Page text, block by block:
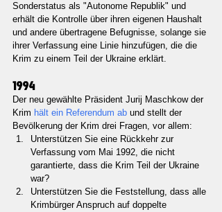
Sonderstatus als "Autonome Republik" und
erhält die Kontrolle über ihren eigenen Haushalt
und andere übertragene Befugnisse, solange sie
ihrer Verfassung eine Linie hinzufügen, die die
Krim zu einem Teil der Ukraine erklärt.
1994
Der neu gewählte Präsident Jurij Maschkow der
Krim hält ein Referendum ab und stellt der
Bevölkerung der Krim drei Fragen, vor allem:
Unterstützen Sie eine Rückkehr zur
Verfassung vom Mai 1992, die nicht
garantierte, dass die Krim Teil der Ukraine
war?
Unterstützen Sie die Feststellung, dass alle
Krimbürger Anspruch auf doppelte